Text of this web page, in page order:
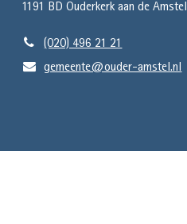
1191 BD Ouderkerk aan de Amstel
(020) 496 21 21
gemeente@ouder-amstel.nl